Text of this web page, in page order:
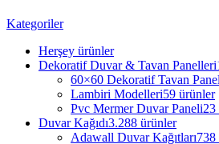
Kategoriler
Herşey ürünler
Dekoratif Duvar & Tavan Panelleri
60×60 Dekoratif Tavan
Lambiri Modelleri59 ürünler
Pvc Mermer Duvar Paneli23
Duvar Kağıdı3.288 ürünler
Adawall Duvar Kağıtları738